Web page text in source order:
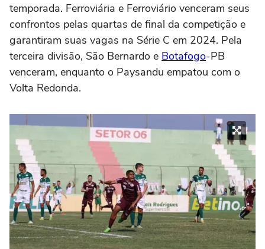
temporada. Ferroviária e Ferroviário venceram seus
confrontos pelas quartas de final da competição e
garantiram suas vagas na Série C em 2024. Pela
terceira divisão, São Bernardo e Botafogo-PB
venceram, enquanto o Paysandu empatou com o
Volta Redonda.